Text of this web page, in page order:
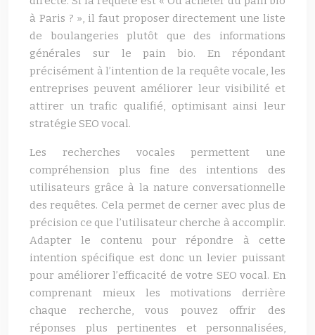
à Paris ? », il faut proposer directement une liste
de boulangeries plutôt que des informations
générales sur le pain bio. En répondant
précisément à l’intention de la requête vocale, les
entreprises peuvent améliorer leur visibilité et
attirer un trafic qualifié, optimisant ainsi leur
stratégie SEO vocal.
Les recherches vocales permettent une
compréhension plus fine des intentions des
utilisateurs grâce à la nature conversationnelle
des requêtes. Cela permet de cerner avec plus de
précision ce que l’utilisateur cherche à accomplir.
Adapter le contenu pour répondre à cette
intention spécifique est donc un levier puissant
pour améliorer l’efficacité de votre SEO vocal. En
comprenant mieux les motivations derrière
chaque recherche, vous pouvez offrir des
réponses plus pertinentes et personnalisées,